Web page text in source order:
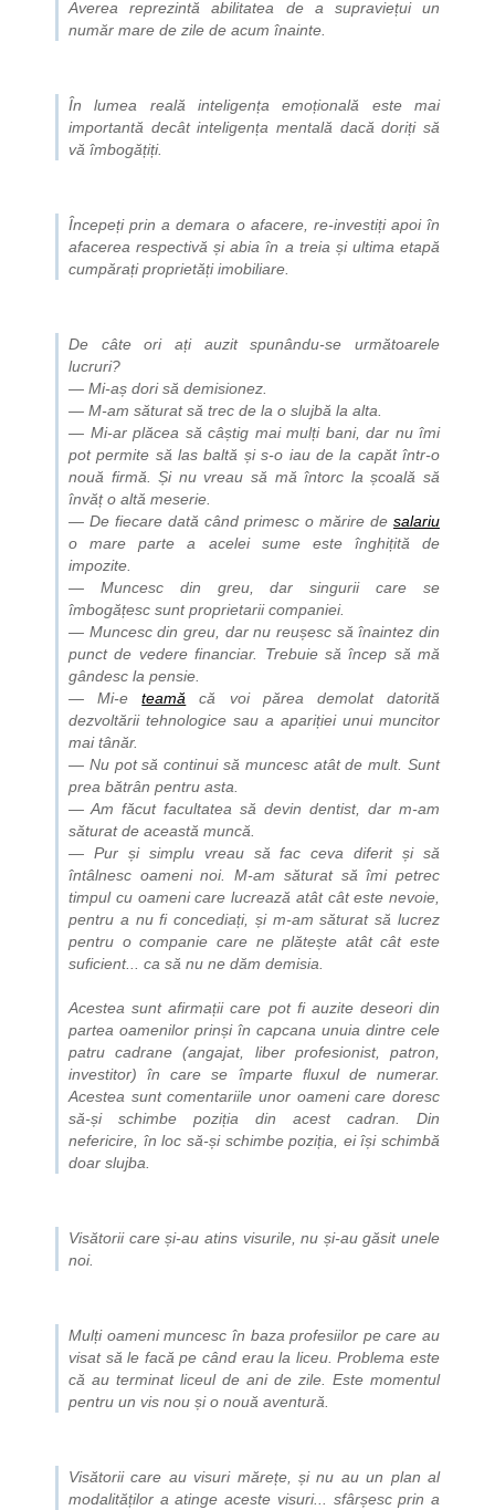
Averea reprezintă abilitatea de a supraviețui un
număr mare de zile de acum înainte.
În lumea reală inteligența emoțională este mai
importantă decât inteligența mentală dacă doriți să
vă îmbogățiți.
Începeți prin a demara o afacere, re-investiți apoi în
afacerea respectivă și abia în a treia și ultima etapă
cumpărați proprietăți imobiliare.
De câte ori ați auzit spunându-se următoarele
lucruri?
— Mi-aș dori să demisionez.
— M-am săturat să trec de la o slujbă la alta.
— Mi-ar plăcea să câștig mai mulți bani, dar nu îmi
pot permite să las baltă și s-o iau de la capăt într-o
nouă firmă. Și nu vreau să mă întorc la școală să
învăț o altă meserie.
— De fiecare dată când primesc o mărire de salariu
o mare parte a acelei sume este înghițită de
impozite.
— Muncesc din greu, dar singurii care se
îmbogățesc sunt proprietarii companiei.
— Muncesc din greu, dar nu reușesc să înaintez din
punct de vedere financiar. Trebuie să încep să mă
gândesc la pensie.
— Mi-eteamă că voi părea demolat datorită
dezvoltării tehnologice sau a apariției unui muncitor
mai tânăr.
— Nu pot să continui să muncesc atât de mult. Sunt
prea bătrân pentru asta.
— Am făcut facultatea să devin dentist, dar m-am
săturat de această muncă.
— Pur și simplu vreau să fac ceva diferit și să
întâlnesc oameni noi. M-am săturat să îmi petrec
timpul cu oameni care lucrează atât cât este nevoie,
pentru a nu fi concediați, și m-am săturat să lucrez
pentru o companie care ne plătește atât cât este
suficient... ca să nu ne dăm demisia.
Acestea sunt afirmații care pot fi auzite deseori din
partea oamenilor prinși în capcana unuia dintre cele
patru cadrane (angajat, liber profesionist, patron,
investitor) în care se împarte fluxul de numerar.
Acestea sunt comentariile unor oameni care doresc
să-și schimbe poziția din acest cadran. Din
nefericire, în loc să-și schimbe poziția, ei își schimbă
doar slujba.
Visătorii care și-au atins visurile, nu și-au găsit unele
noi.
Mulți oameni muncesc în baza profesiilor pe care au
visat să le facă pe când erau la liceu. Problema este
că au terminat liceul de ani de zile. Este momentul
pentru un vis nou și o nouă aventură.
Visătorii care au visuri mărețe, și nu au un plan al
modalităților a atinge aceste visuri... sfârșesc prin a